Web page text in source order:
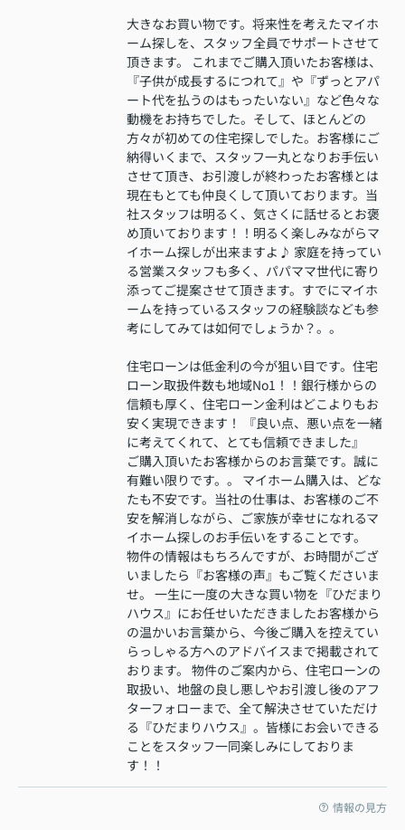
大きなお買い物です。将来性を考えたマイホ
ーム探しを、スタッフ全員でサポートさせて
頂きます。 これまでご購入頂いたお客様は、
『子供が成長するにつれて』や『ずっとアパ
ート代を払うのはもったいない』など色々な
動機をお持ちでした。そして、ほとんどの
方々が初めての住宅探しでした。お客様にご
納得いくまで、スタッフ一丸となりお手伝い
させて頂き、お引渡しが終わったお客様とは
現在もとても仲良くして頂いております。当
社スタッフは明るく、気さくに話せるとお褒
め頂いております！！明るく楽しみながらマ
イホーム探しが出来ますよ♪ 家庭を持ってい
る営業スタッフも多く、パパママ世代に寄り
添ってご提案させて頂きます。すでにマイホ
ームを持っているスタッフの経験談なども参
考にしてみては如何でしょうか？。。
住宅ローンは低金利の今が狙い目です。住宅
ローン取扱件数も地域No1！！銀行様からの
信頼も厚く、住宅ローン金利はどこよりもお
安く実現できます！ 『良い点、悪い点を一緒
に考えてくれて、とても信頼できました』
ご購入頂いたお客様からのお言葉です。誠に
有難い限りです。。 マイホーム購入は、どな
たも不安です。当社の仕事は、お客様のご不
安を解消しながら、ご家族が幸せになれるマ
イホーム探しのお手伝いをすることです。
物件の情報はもちろんですが、お時間がござ
いましたら『お客様の声』もご覧くださいま
せ。 一生に一度の大きな買い物を『ひだまり
ハウス』にお任せいただきましたお客様から
の温かいお言葉から、今後ご購入を控えてい
らっしゃる方へのアドバイスまで掲載されて
おります。 物件のご案内から、住宅ローンの
取扱い、地盤の良し悪しやお引渡し後のアフ
ターフォローまで、全て解決させていただけ
る『ひだまりハウス』。皆様にお会いできる
ことをスタッフ一同楽しみにしておりま
す！！
情報の見方